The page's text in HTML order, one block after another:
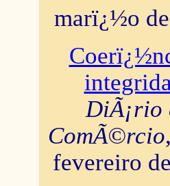
marï¿½o
DiÃ¡rio
ComÃ©rcio
fevereiro